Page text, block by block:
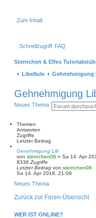
Zum Inhalt
Schnellzugriff FAQ
Sternchen & Elfes
Libellule
Gehnehmigung
Gehnehmigung
Neues Thema S
u
E
r
t
e
u
c
Themen
Antworten
Zugriffe
Letzter Beitrag
Genehmigung Lilli
von sternchen06 » Sa 14. Apr
8336 Zugriffe
Letzter Beitrag von sternchen06
Sa 14. Apr 2018, 21:09
Neues Thema
Zurück zur Foren-Übersicht
WER IST ONLINE?